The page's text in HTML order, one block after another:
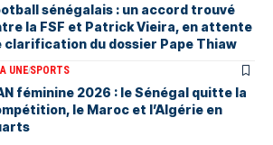
sénégalais : un accord trouvé
la FSF et Patrick Vieira, en attente
clarification du dossier Pape Thiaw
UNESPORTS
féminine 2026 : le Sénégal quitte la
le Maroc et l’Algérie en